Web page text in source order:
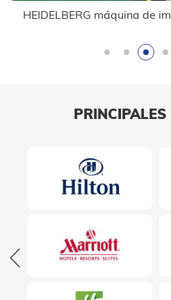
HEIDELBERG máquina de
colores
PRINCIPALES